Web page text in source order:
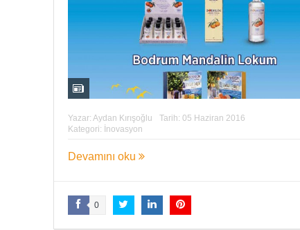
Yazar: Aydan Kırışoğlu Tarih: 05 Haziran 2016
Kategori: İnovasyon
Devamını oku
0